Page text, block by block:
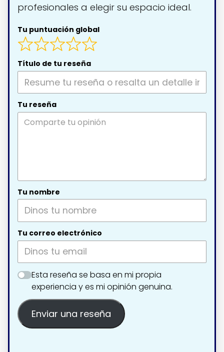
profesionales a elegir su espacio ideal.
Tu puntuación global
Título de tu reseña
Tu reseña
Tu nombre
Tu correo electrónico
Esta reseña se basa en mi propia
experiencia y es mi opinión genuina.
Enviar una reseña